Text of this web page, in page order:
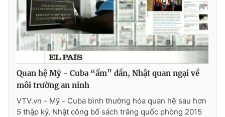
Sản phẩm
Thị trường
Tư vấn
Lịch phát sóng
Chuyên mục khác
Emagazine Podcast
Photo Infographic
Quan hệ Mỹ - Cuba “ấm” dần, Nhật quan ngại về
môi trường an ninh
VTV.vn - Mỹ - Cuba bình thường hóa quan hệ sau hơn
5 thập kỷ, Nhật công bố sách trắng quốc phòng 2015